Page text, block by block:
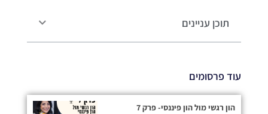
תוכן עניינים
עוד פרסומים
הון רגשי מול הון פיננסי- פרק 7